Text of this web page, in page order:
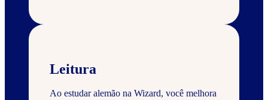
Leitura
Ao estudar alemão na Wizard, você melhora